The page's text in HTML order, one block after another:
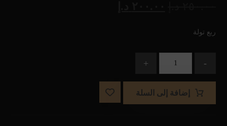
ربع تولة
-
+
إضافة إلى السلة